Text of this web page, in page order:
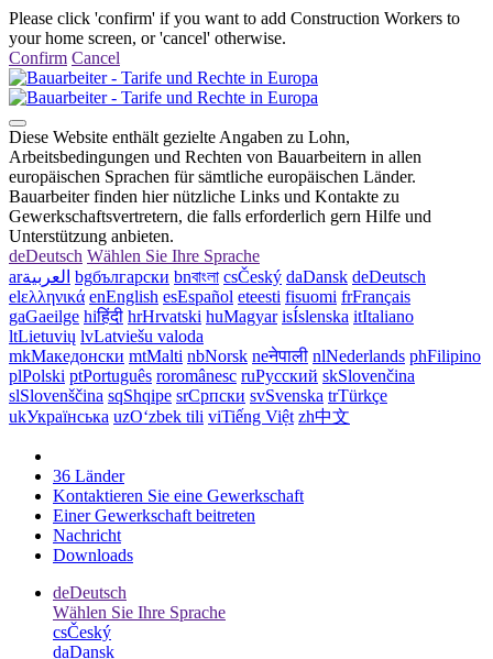
Please click 'confirm' if you want to add Construction Workers to
your home screen, or 'cancel' otherwise.
Confirm Cancel
Diese Website enthält gezielte Angaben zu Lohn,
Arbeitsbedingungen und Rechten von Bauarbeitern in allen
europäischen Sprachen für sämtliche europäischen Länder.
Bauarbeiter finden hier nützliche Links und Kontakte zu
Gewerkschaftsvertretern, die falls erforderlich gern Hilfe und
Unterstützung anbieten.
deDeutsch Wählen Sie Ihre Sprache
arالعربية bgбългарски bnবাংলা csČeský daDansk deDeutsch
elελληνικά enEnglish esEspañol eteesti fisuomi frFrançais
gaGaeilge hiहिंदी hrHrvatski huMagyar isÍslenska itItaliano
ltLietuvių lvLatviešu valoda
mkМакедонски mtMalti nbNorsk neनेपाली nlNederlands phFilipino
plPolski ptPortuguês roromânesc ruРусский skSlovenčina
slSlovenščina sqShqipe srСрпски svSvenska trTürkçe
ukУкраїнська uzOʻzbek tili viTiếng Việt zh中文
36 Länder
Kontaktieren Sie eine Gewerkschaft
Einer Gewerkschaft beitreten
Nachricht
Downloads
deDeutsch
Wählen Sie Ihre Sprache
csČeský
daDansk